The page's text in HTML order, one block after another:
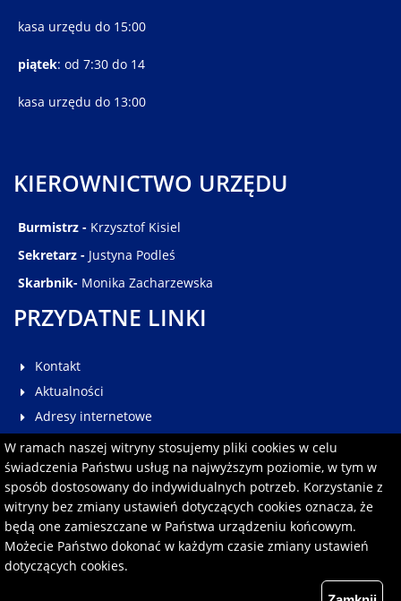
W ramach naszej witryny stosujemy pliki cookies w celu
świadczenia Państwu usług na najwyższym poziomie, w tym w
sposób dostosowany do indywidualnych potrzeb. Korzystanie z
witryny bez zmiany ustawień dotyczących cookies oznacza, że
będą one zamieszczane w Państwa urządzeniu końcowym.
Możecie Państwo dokonać w każdym czasie zmiany ustawień
dotyczących cookies.
kasa urzędu do 15:00
piątek: od 7:30 do 14
kasa urzędu do 13:00
KIEROWNICTWO URZĘDU
Burmistrz - Krzysztof Kisiel
Sekretarz - Justyna Podleś
Skarbnik- Monika Zacharzewska
PRZYDATNE LINKI
Kontakt
Aktualności
Adresy internetowe
Galeria
Multimedia
Pomoc
Redakcja serwisu
Formularz kontaktowy
Polityka prywatności